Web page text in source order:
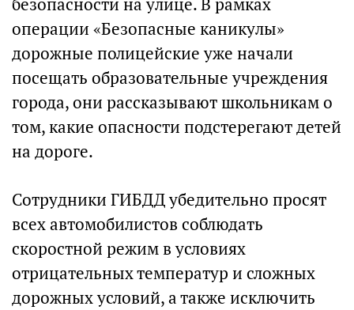
безопасности на улице. В рамках
операции «Безопасные каникулы»
дорожные полицейские уже начали
посещать образовательные учреждения
города, они рассказывают школьникам о
том, какие опасности подстерегают детей
на дороге.
Сотрудники ГИБДД убедительно просят
всех автомобилистов соблюдать
скоростной режим в условиях
отрицательных температур и сложных
дорожных условий, а также исключить